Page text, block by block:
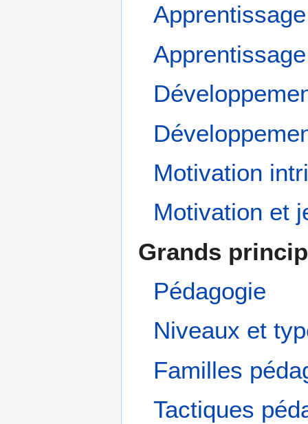
Motivation
Motivation et
Grands
Pédagogie
Niveaux et
Familles
Tactiques